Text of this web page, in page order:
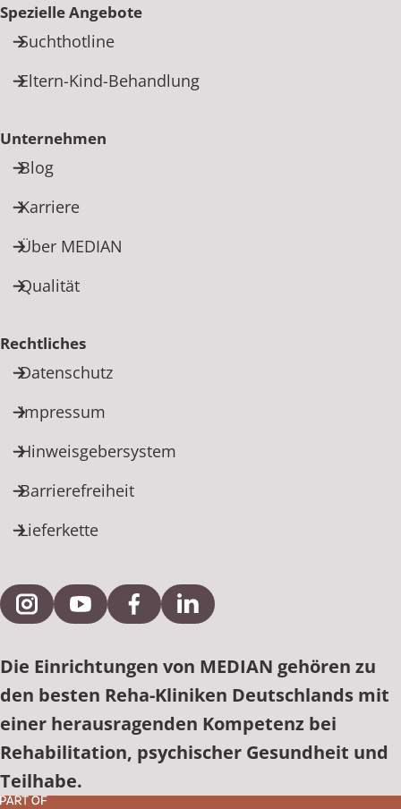
Spezielle Angebote
Suchthotline
Eltern-Kind-Behandlung
Unternehmen
Blog
Karriere
Über MEDIAN
Qualität
Rechtliches
Datenschutz
Impressum
Hinweisgebersystem
Barrierefreiheit
Lieferkette
Externe Verlinkung zu Instagram
Externe Verlinkung zu YouTube
Externe Verlinkung zu Facebook
Externe Verlinkung zu
Die Einrichtungen von MEDIAN gehören zu
den besten Reha-Kliniken Deutschlands mit
einer herausragenden Kompetenz bei
Rehabilitation, psychischer Gesundheit und
Teilhabe.